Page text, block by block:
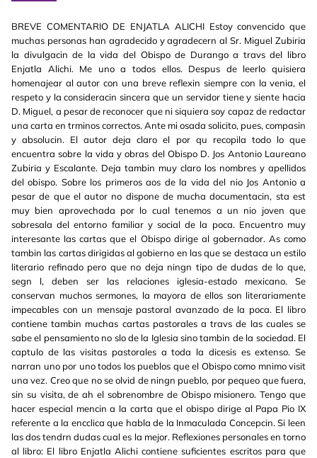
BREVE COMENTARIO DE ENJATLA ALICHI Estoy convencido que
muchas personas han agradecido y agradecern al Sr. Miguel Zubiria
la divulgacin de la vida del Obispo de Durango a travs del libro
Enjatla Alichi. Me uno a todos ellos. Despus de leerlo quisiera
homenajear al autor con una breve reflexin siempre con la venia, el
respeto y la consideracin sincera que un servidor tiene y siente hacia
D. Miguel, a pesar de reconocer que ni siquiera soy capaz de redactar
una carta en trminos correctos. Ante mi osada solicito, pues, compasin
y absolucin. El autor deja claro el por qu recopila todo lo que
encuentra sobre la vida y obras del Obispo D. Jos Antonio Laureano
Zubiria y Escalante. Deja tambin muy claro los nombres y apellidos
del obispo. Sobre los primeros aos de la vida del nio Jos Antonio a
pesar de que el autor no dispone de mucha documentacin, sta est
muy bien aprovechada por lo cual tenemos a un nio joven que
sobresala del entorno familiar y social de la poca. Encuentro muy
interesante las cartas que el Obispo dirige al gobernador. As como
tambin las cartas dirigidas al gobierno en las que se destaca un estilo
literario refinado pero que no deja ningn tipo de dudas de lo que,
segn l, deben ser las relaciones iglesia-estado mexicano. Se
conservan muchos sermones, la mayora de ellos son literariamente
impecables con un mensaje pastoral avanzado de la poca. El libro
contiene tambin muchas cartas pastorales a travs de las cuales se
sabe el pensamiento no slo de la Iglesia sino tambin de la sociedad. El
captulo de las visitas pastorales a toda la dicesis es extenso. Se
narran uno por uno todos los pueblos que el Obispo como mnimo visit
una vez. Creo que no se olvid de ningn pueblo, por pequeo que fuera,
sin su visita, de ah el sobrenombre de Obispo misionero. Tengo que
hacer especial mencin a la carta que el obispo dirige al Papa Pio IX
referente a la encclica que habla de la Inmaculada Concepcin. Si leen
las dos tendrn dudas cual es la mejor. Reflexiones personales en torno
al libro: El libro Enjatla Alichi contiene suficientes escritos para que